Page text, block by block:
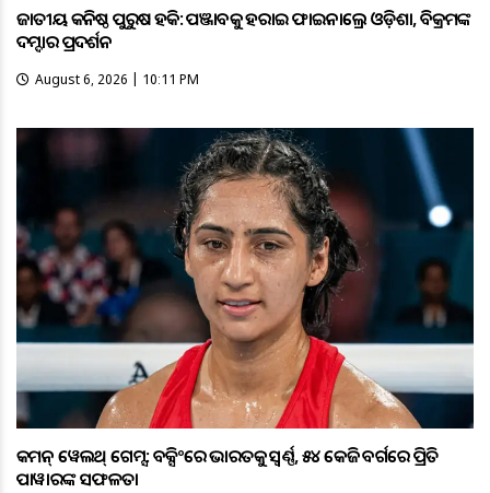
ଜାତୀୟ କନିଷ୍ଠ ପୁରୁଷ ହକି: ପଞ୍ଜାବକୁ ହରାଇ ଫାଇନାଲ୍ରେ ଓଡ଼ିଶା, ବିକ୍ରମଙ୍କ
ଦମ୍ଦାର ପ୍ରଦର୍ଶନ
August 6, 2026 | 10:11 PM
କମନ୍ ୱେଲଥ୍ ଗେମ୍ସ: ବକ୍ସିଂରେ ଭାରତକୁ ସ୍ବର୍ଣ୍ଣ, ୫୪ କେଜି ବର୍ଗରେ ପ୍ରିତି
ପାୱାରଙ୍କ ସଫଳତା